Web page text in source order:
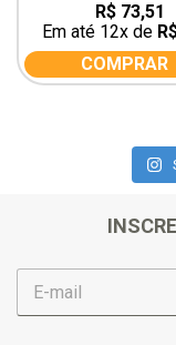
out
of
5
R$73,51
Em até 12x de
COMPRAR
E
m